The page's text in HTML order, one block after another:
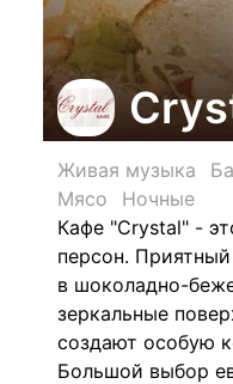
Живая музыка
Мясо
Ночные
Кафе "Crystal" -
персон.
в шоколадно-
зеркальные
создают особую
Большой выбор